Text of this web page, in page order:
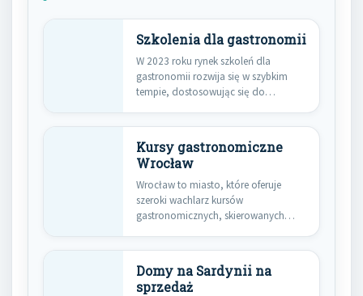
Szkolenia dla gastronomii
W 2023 roku rynek szkoleń dla
gastronomii rozwija się w szybkim
tempie, dostosowując się do…
Kursy gastronomiczne
Wrocław
Wrocław to miasto, które oferuje
szeroki wachlarz kursów
gastronomicznych, skierowanych
Domy na Sardynii na
sprzedaż